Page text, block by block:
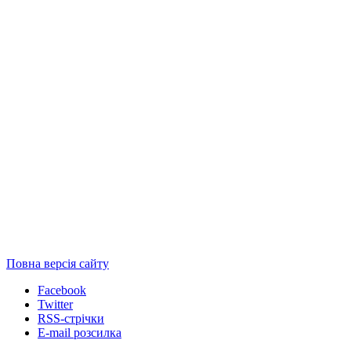
Повна версія сайту
Facebook
Twitter
RSS-стрічки
E-mail розсилка